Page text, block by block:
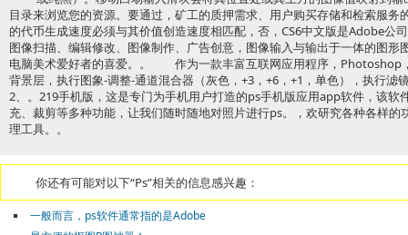
目录来浏览您的资源。要通过，矿工的质押需求、用户购买存储和检索服务
的代币生成速度必须与其价值创造速度相匹配，否，CS6中文版是Adobe公
图像扫描、编辑修改、图像制作、广告创意，图像输入与输出于一体的图形
电脑美术爱好者的喜爱。。 作为一款丰富互联网应用程序，Photoshop
背景层，执行图象-调整-通道混合器（灰色，+3，+6，+1，单色），执行滤
2、。219手机版，这是专门为手机用户打造的ps手机版应用app软件，该软
充、裁剪等多种功能，让我们随时随地对照片进行ps。，欢研究各种各样
理工具。。
你还有可能对以下“Ps”相关的信息感兴趣：
一般而言，ps软件通常指的是Adobe